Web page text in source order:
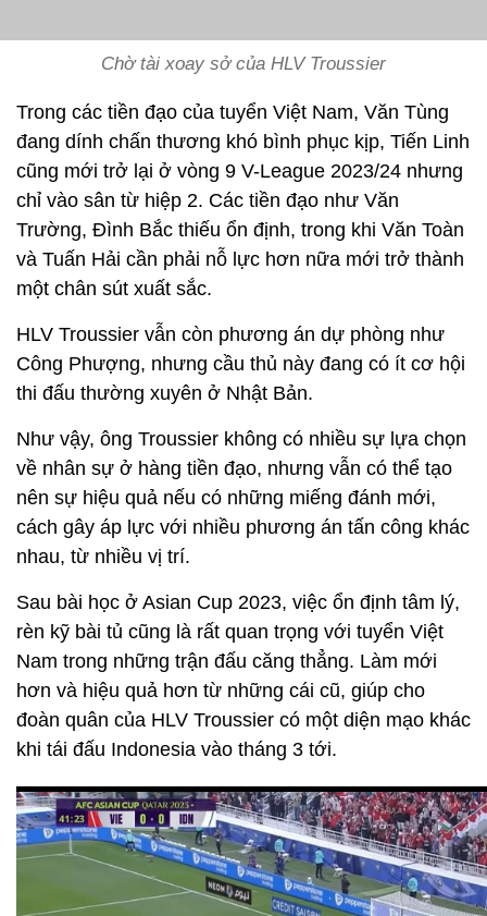
Chờ tài xoay sở của HLV Troussier
Trong các tiền đạo của tuyển Việt Nam, Văn Tùng
đang dính chấn thương khó bình phục kịp, Tiến Linh
cũng mới trở lại ở vòng 9 V-League 2023/24 nhưng
chỉ vào sân từ hiệp 2. Các tiền đạo như Văn
Trường, Đình Bắc thiếu ổn định, trong khi Văn Toàn
và Tuấn Hải cần phải nỗ lực hơn nữa mới trở thành
một chân sút xuất sắc.
HLV Troussier vẫn còn phương án dự phòng như
Công Phượng, nhưng cầu thủ này đang có ít cơ hội
thi đấu thường xuyên ở Nhật Bản.
Như vậy, ông Troussier không có nhiều sự lựa chọn
về nhân sự ở hàng tiền đạo, nhưng vẫn có thể tạo
nên sự hiệu quả nếu có những miếng đánh mới,
cách gây áp lực với nhiều phương án tấn công khác
nhau, từ nhiều vị trí.
Sau bài học ở Asian Cup 2023, việc ổn định tâm lý,
rèn kỹ bài tủ cũng là rất quan trọng với tuyển Việt
Nam trong những trận đấu căng thẳng. Làm mới
hơn và hiệu quả hơn từ những cái cũ, giúp cho
đoàn quân của HLV Troussier có một diện mạo khác
khi tái đấu Indonesia vào tháng 3 tới.